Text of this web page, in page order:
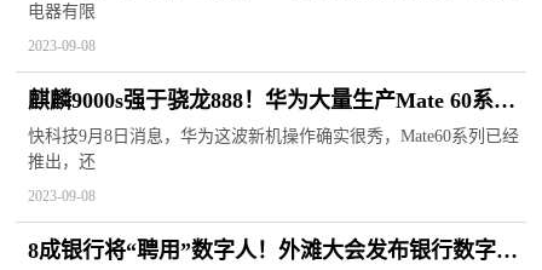
电器有限
2023-09-08
麒麟9000s强于骁龙888！华为大量生产Mate 60系
列、X5：芯片下单千万级
快科技9月8日消息，华为这波新机操作确实很秀，Mate60系列已经
推出，还
2023-09-08
8成银行将“聘用”数字人！外滩大会发布银行数字科